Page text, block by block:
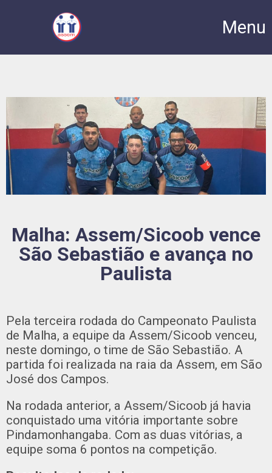
Menu
Malha: Assem/Sicoob vence
São Sebastião e avança no
Paulista
Pela terceira rodada do Campeonato Paulista
de Malha, a equipe da Assem/Sicoob venceu,
neste domingo, o time de São Sebastião. A
partida foi realizada na raia da Assem, em São
José dos Campos.
Na rodada anterior, a Assem/Sicoob já havia
conquistado uma vitória importante sobre
Pindamonhangaba. Com as duas vitórias, a
equipe soma 6 pontos na competição.